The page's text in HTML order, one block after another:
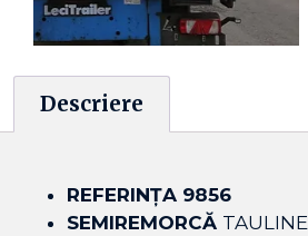
Descriere
REFERINȚA 9856
SEMIREMORCĂ